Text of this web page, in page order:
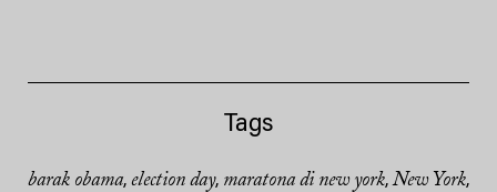
Tags
barak obama, election day, maratona di new york,New York,